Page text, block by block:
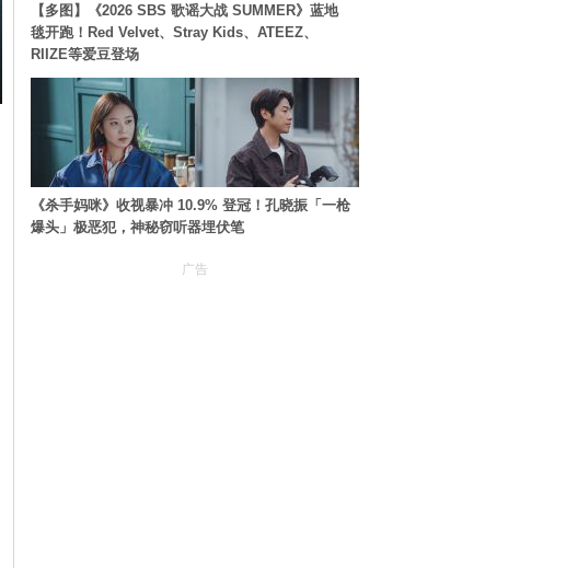
【多图】《2026 SBS 歌谣大战 SUMMER》蓝地
毯开跑！Red Velvet、Stray Kids、ATEEZ、
RIIZE等爱豆登场
《杀手妈咪》收视暴冲 10.9% 登冠！孔晓振「一枪
爆头」极恶犯，神秘窃听器埋伏笔
广告